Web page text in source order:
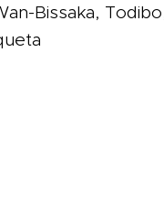
Bissaka,